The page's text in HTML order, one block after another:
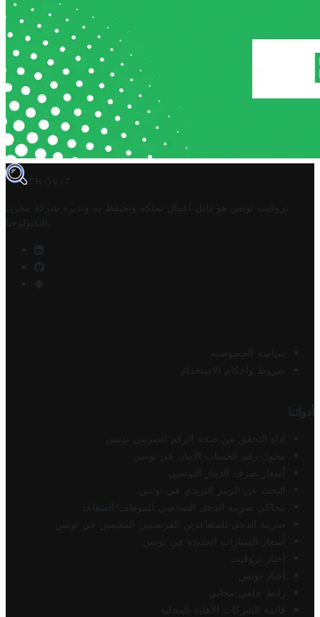
TROVIT
تروفيت تونس هو دليل أعمال تملكه وتحتفظ به وتديره
شركة مخزن
التكنولوجيا
سياسة الخصوصية
شروط وأحكام الاستخدام
أدواتنا
أداة التحقق من صحة الرقم الضريبي تونس
محول رقم الحساب الآيبان في تونس
أسعار صرف الدينار التونسي
البحث عن الرمز البريدي في تونس
محاكي ضريبة الدخل الشخصي للموظف/المتقاعد
ضريبة الدخل للمتقاعدين الفرنسيين المقيمين في تونس
أسعار السيارات الجديدة في تونس
أخبار تروفيت
أخبار تونس
رابط خلفي مجاني
قائمة الشركات الأهلية المحلية